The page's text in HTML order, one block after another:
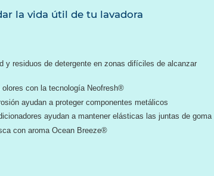
la vida útil de tu lavadora
y residuos de detergente en zonas difíciles de alcanzar
con la tecnología Neofresh®
ayudan a proteger componentes metálicos
ayudan a mantener elásticas las juntas de goma
con aroma Ocean Breeze®